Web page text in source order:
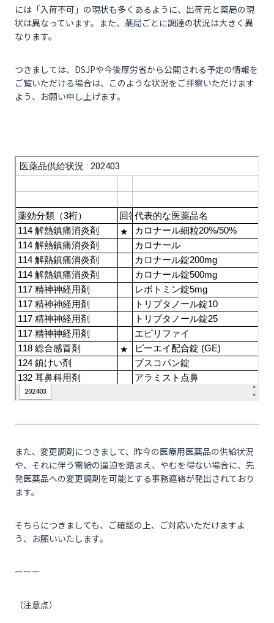
には「入荷不可」の現状も多くあるように、出荷元と薬局の現
状は異なっています。また、薬局ごとに調達の状況は大きく異
なります。
つきましては、DSJPや今後厚労省から公開される予定の情報を
ご覧いただける場合は、このような状況をご拝察いただけます
よう、お願い申し上げます。
また、変更調剤につきまして、昨今の医療用医薬品の供給状況
や、それに伴う需給の逼迫を踏まえ、やむを得ない場合に、先
発医薬品への変更調剤を可能とする事務連絡が発出されており
ます。
そちらにつきましても、ご確認の上、ご対応いただけますよ
う、お願いいたします。
ーーー
（注意点）